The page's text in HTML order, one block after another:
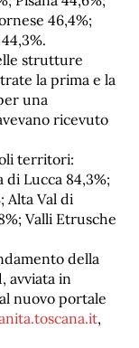
46,4%;
strutture
la prima e la
una
ricevuto
territori:
di Lucca 84,3%;
Alta Val di
Valli Etrusche
della
avviata in
nuovo portale
oscana.it,